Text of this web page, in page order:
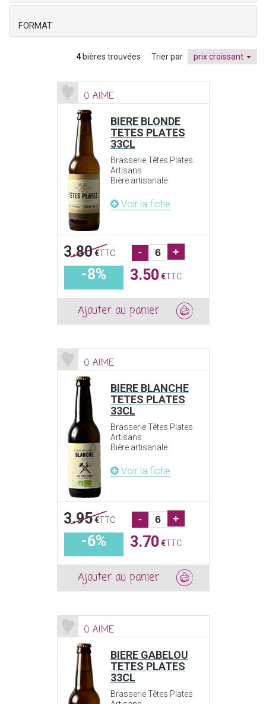
FORMAT
4 bières trouvées Trier par prix croissant
0 AIME
BIERE BLONDE
TETES PLATES
33CL
Brasserie Têtes Plates
Artisans
Bière artisanale
Voir la fiche
3.80 €TTC - +
-8% 3.50 €TTC
Ajouter au panier
0 AIME
BIERE BLANCHE
TETES PLATES
33CL
Brasserie Têtes Plates
Artisans
Bière artisanale
Voir la fiche
3.95 €TTC - +
-6% 3.70 €TTC
Ajouter au panier
0 AIME
BIERE GABELOU
TETES PLATES
33CL
Brasserie Têtes Plates